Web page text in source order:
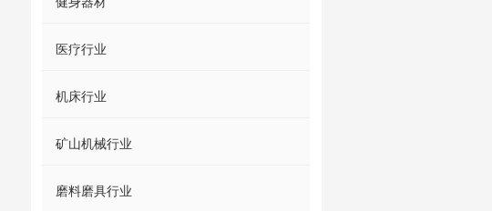
医疗行业
机床行业
矿山机械行业
磨料磨具行业